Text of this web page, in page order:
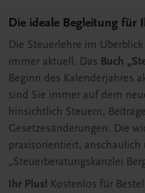
Die ideale Begleitung für
Die Steuerlehre im
immer aktuell. Das Buch
Beginn des Kalenderjahres
sind Sie immer auf dem
hinsichtlich Steuern,
Gesetzesänderungen. Die
praxisorientiert,
„Steuerberatungskanzlei
Ihr Plus! Kostenlos für